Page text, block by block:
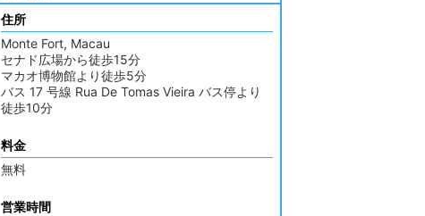
住所
Monte Fort, Macau
セナド広場から徒歩15分
マカオ博物館より徒歩5分
バス 17 号線 Rua De Tomas Vieira バス停より
徒歩10分
料金
無料
営業時間